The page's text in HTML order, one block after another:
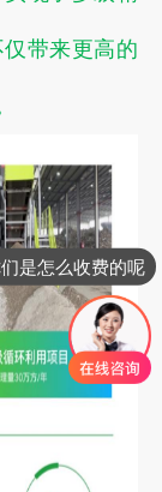
带来更高的
是怎么收费的呢